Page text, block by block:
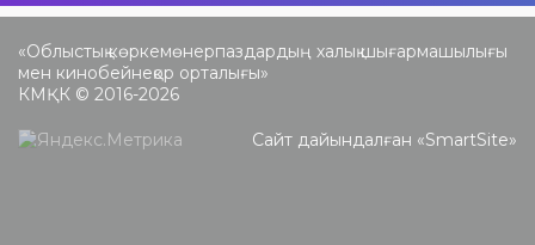
«Облыстық көркемөнерпаздардың халық шығармашылығы
мен кинобейнеқор орталығы»
КМҚК © 2016-2026
Сайт дайындалған «SmartSite»